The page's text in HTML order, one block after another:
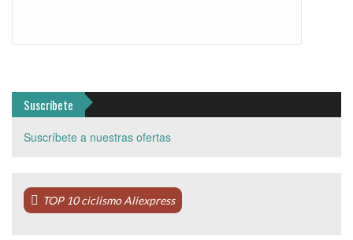
Suscríbete
Suscríbete a nuestras ofertas
TOP 10 ciclismo Aliexpress